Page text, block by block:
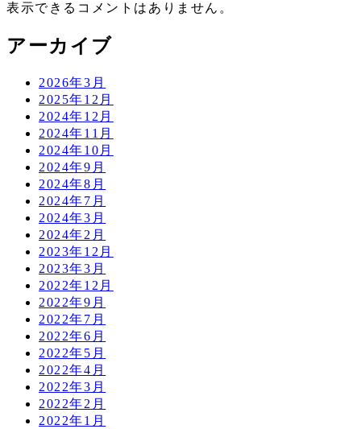
表示できるコメントはありません。
アーカイブ
2026年3月
2025年12月
2024年12月
2024年11月
2024年10月
2024年9月
2024年8月
2024年7月
2024年3月
2024年2月
2023年12月
2023年3月
2022年12月
2022年9月
2022年7月
2022年6月
2022年5月
2022年4月
2022年3月
2022年2月
2022年1月